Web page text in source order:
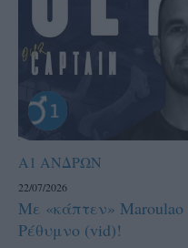
Α1 ΑΝΔΡΩΝ
22/07/2026
Με «κάπτεν»
Ρέθυμνο (vid)!